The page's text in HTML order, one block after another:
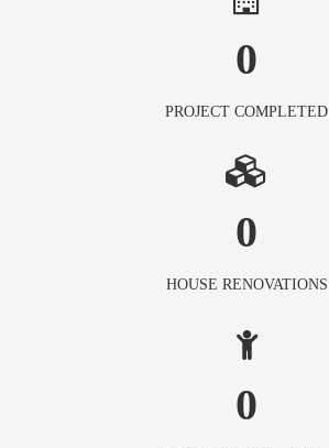
0
PROJECT COMPLETED
0
HOUSE RENOVATIONS
0